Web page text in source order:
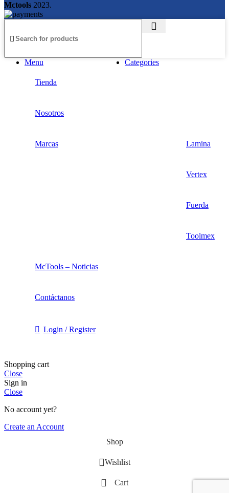
Mctools 2023.
Menu Categories
Tienda
Nosotros
Marcas Lamina
Vertex
Fuerda
Toolmex
McTools – Noticias
Contáctanos
Login / Register
Shopping cart
Close
Sign in
Close
No account yet?
Create an Account
Shop
Wishlist
Cart